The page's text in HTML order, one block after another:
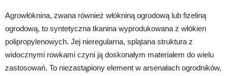
Agrowłóknina, zwana również włókniną ogrodową lub fizeliną
ogrodową, to syntetyczna tkanina wyprodukowana z włókien
polipropylenowych. Jej nieregularna, splątana struktura z
widocznymi rowkami czyni ją doskonałym materiałem do wielu
zastosowań. To niezastąpiony element w arsenałach ogrodników,